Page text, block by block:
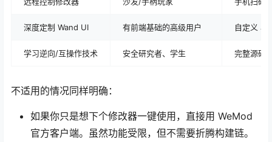
深度定制 Wand UI 有前端基础的高级用户 自定义
学习逆向/互操作技术 安全研究者、学生 完整源码
不适用的情况同样明确：
如果你只是想下个修改器一键使用，直接用 WeMod
官方客户端。虽然功能受限，但不需要折腾构建链。